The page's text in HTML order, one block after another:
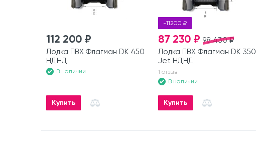
112 200 ₽
Лодка ПВХ Флагман DK 450
НДНД
В наличии
Купить
-11200 ₽
98 430 ₽
87 230 ₽
Лодка ПВХ Флагман DK 350
Jet НДНД
1 отзыв
В наличии
Купить